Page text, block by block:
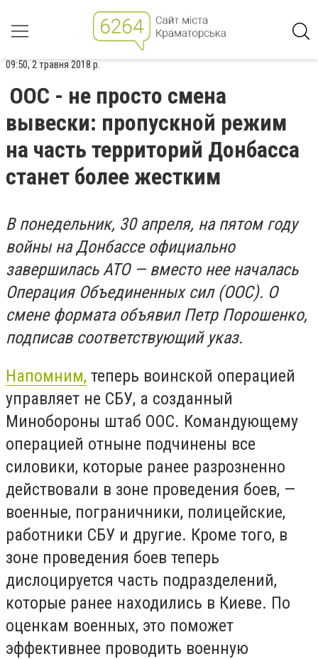
09:50, 2 травня 2018 р.
ООС - не просто смена
вывески: пропускной режим
на часть территорий Донбасса
станет более жестким
В понедельник, 30 апреля, на пятом году
войны на Донбассе официально
завершилась АТО — вместо нее началась
Операция Объединенных сил (ООС). О
смене формата объявил Петр Порошенко,
подписав соответствующий указ.
Напомним, теперь воинской операцией
управляет не СБУ, а созданный
Минобороны штаб ООС. Командующему
операцией отныне подчинены все
силовики, которые ранее разрозненно
действовали в зоне проведения боев, —
военные, пограничники, полицейские,
работники СБУ и другие. Кроме того, в
зоне проведения боев теперь
дислоцируется часть подразделений,
которые ранее находились в Киеве. По
оценкам военных, это поможет
эффективнее проводить военную